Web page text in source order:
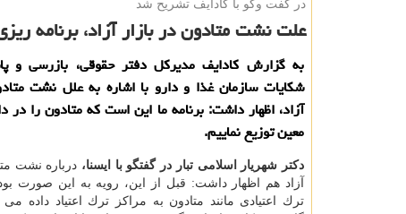
در گفت وگو با كادایف تشریح شد
علت نشت متادون در بازار آزاد، برنامه
به گزارش كادایف مدیركل دفتر حقوقی، بازرسی و
شكایات سازمان غذا و دارو با اشاره به علل نشت
آزاد، اظهار داشت: برنامه ما این است كه متادون را در
معین توزیع نماییم.
دكتر شهریار اسلامی تبار در گفتگو با ایسنا، درباره نشت
آزاد هم اظهار داشت: قبل از این، رویه به این صورت
ترك اعتیادی مانند متادون به مراكز ترك اعتیاد داده